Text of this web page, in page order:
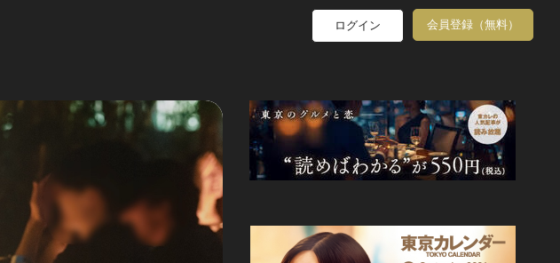
ログイン 会員登録（無料）